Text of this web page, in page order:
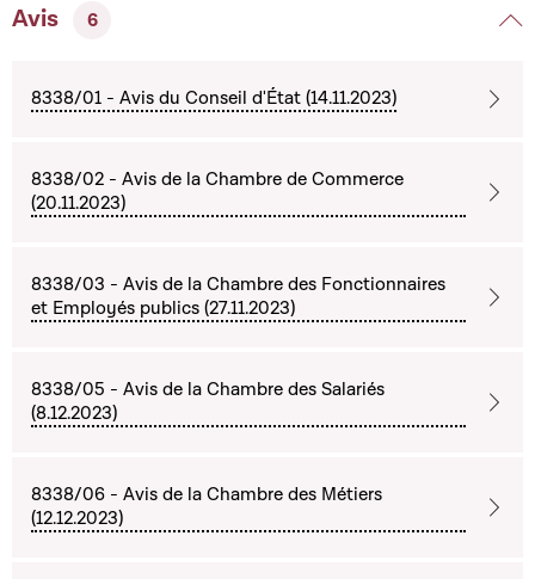
Avis 6
8338/01 - Avis du Conseil d'État (14.11.2023)
8338/02 - Avis de la Chambre de Commerce
(20.11.2023)
8338/03 - Avis de la Chambre des Fonctionnaires
et Employés publics (27.11.2023)
8338/05 - Avis de la Chambre des Salariés
(8.12.2023)
8338/06 - Avis de la Chambre des Métiers
(12.12.2023)